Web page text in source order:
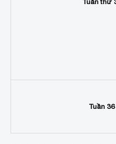
Tuần thứ
Tuần